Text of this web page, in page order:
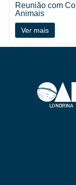
Reunião com
Animais
Ver mais